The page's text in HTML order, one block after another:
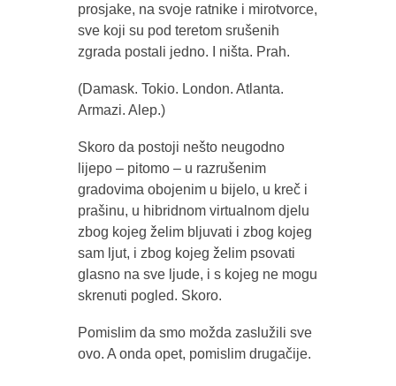
prosjake, na svoje ratnike i mirotvorce,
sve koji su pod teretom srušenih
zgrada postali jedno. I ništa. Prah.
(Damask. Tokio. London. Atlanta.
Armazi. Alep.)
Skoro da postoji nešto neugodno
lijepo – pitomo – u razrušenim
gradovima obojenim u bijelo, u kreč i
prašinu, u hibridnom virtualnom djelu
zbog kojeg želim bljuvati i zbog kojeg
sam ljut, i zbog kojeg želim psovati
glasno na sve ljude, i s kojeg ne mogu
skrenuti pogled. Skoro.
Pomislim da smo možda zaslužili sve
ovo. A onda opet, pomislim drugačije.